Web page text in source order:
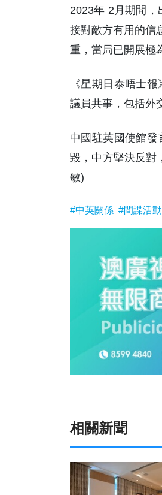
2023年 2月期間，
接對敵方有用的信
重，當局已開展極
《星期日泰晤士
議員共事，包括外
中國駐英國使館發
毀，中方堅決反對
敏)
#中英關係 #間諜活動
相關新聞